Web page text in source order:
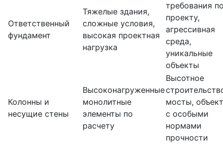
Ответственный
фундамент
Тяжелые здания,
сложные условия,
высокая проектная
нагрузка
требования
проекту,
агрессивная
среда,
уникальные
объекты
Колонны и
несущие стены
Высоконагруженные
монолитные
элементы по
расчету
Высотное
мосты,
с особыми
нормами
прочности